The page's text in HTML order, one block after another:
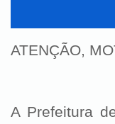
ATENÇÃO,
A Prefeitura